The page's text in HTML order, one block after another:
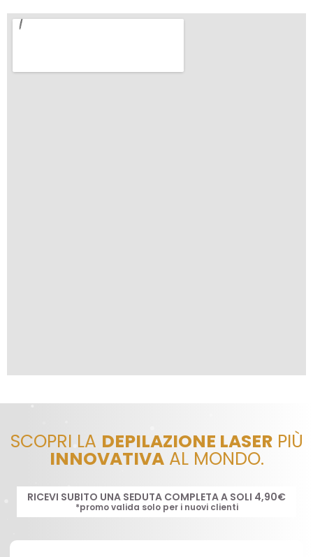
SCOPRI LA DEPILAZIONE LASERPIÙ
INNOVATIVAAL MONDO.
RICEVI SUBITO UNA SEDUTA COMPLETA A SOLI 4,90€
*promo valida solo per i nuovi clienti